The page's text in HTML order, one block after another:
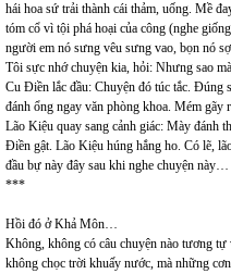
hái hoa sứ trải thành cái thảm, uống. Mề
tóm cổ vì tội phá hoại của công (nghe
người em nó sưng vêu sưng vao, bọn nó
Tôi sực nhớ chuyện kia, hỏi: Nhưng sao
Cu Điền lắc đầu: Chuyện đó túc tắc. Đúng
đánh ổng ngay văn phòng khoa. Mém
Lão Kiệu quay sang cảnh giác: Mày đánh
Điền gật. Lão Kiệu húng hắng ho. Có lẽ,
đầu bự này đây sau khi nghe chuyện này…
***
Hồi đó ở Khả Môn…
Không, không có câu chuyện nào tương
không chọc trời khuấy nước, mà những